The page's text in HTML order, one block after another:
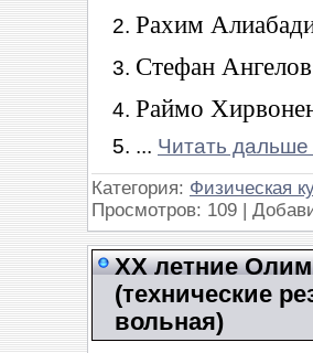
Рахим
Стефан
Раймо
... Читать дальше
Категория: Физическая
Просмотров: 109 |
XX летние
(технические
вольная)